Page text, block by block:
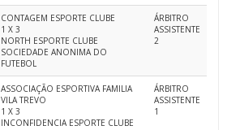
CONTAGEM ESPORTE CLUBE
1 X 3
NORTH ESPORTE CLUBE
SOCIEDADE ANONIMA DO
FUTEBOL
ÁRBITRO
ASSISTENTE
2
ASSOCIAÇÃO ESPORTIVA FAMILIA
VILA TREVO
1 X 3
INCONFIDENCIA ESPORTE CLUBE
ÁRBITRO
ASSISTENTE
1